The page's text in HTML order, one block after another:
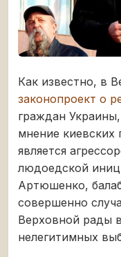
Как известно, в
законопроект о
граждан
мнение киевских
является
людоедской
Артюшенко,
совершенно
Верховной рады
нелегитимных